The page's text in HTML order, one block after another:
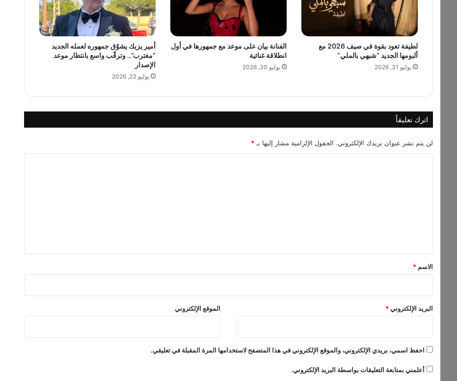
ل
ة
أ
ن
ث
و
ي
ا
ي
ة
ي
ج
د
ي
ا
ق
أ
غ
ن
ا
د
لطيفة تعود بقوة في صيف 2026 مع
ألبومها الجديد “شبهي بالملي”
يوليو 31, 2026
الفنانة بيان على موعد مع جمهورها في أول
انطلاقة غنائية
يوليو 30, 2026
أمير يزبك يشوّق جمهوره لعمله الجديد
“مغترب”.. وترقّب واسع بانتظار موعد
الإصدار
يوليو 23, 2026
اترك تعليقاً
لن يتم نشر عنوان بريدك الإلكتروني. الحقول الإلزامية مشار إليها بـ *
*
الاسم *
البريد الإلكتروني* الموقع الإلكتروني
احفظ اسمي، بريدي الإلكتروني، والموقع الإلكتروني في هذا المتصفح لاستخدامها المرة المقبلة في تعليقي.
أعلمني بمتابعة التعليقات بواسطة البريد الإلكتروني.